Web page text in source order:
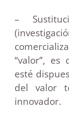
–
“valor”,
esté
del valor
innovador.